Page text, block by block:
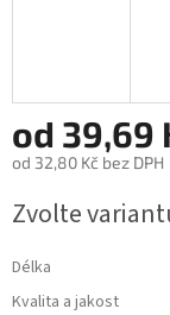
od 39,69
od 32,80 Kč bez DPH
cena:
Zvolte
Délka
Kvalita a jakost